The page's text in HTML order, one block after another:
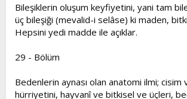
Bileşiklerin oluşum keyfiyetini, yani tam
üç bileşiği (mevalid-i selâse) ki maden,
Hepsini yedi madde ile açıklar.
29 - Bölüm
Bedenlerin aynası olan anatomi ilmi; cisim
hürriyetini, hayvanî ve bitkisel ve üçleri,